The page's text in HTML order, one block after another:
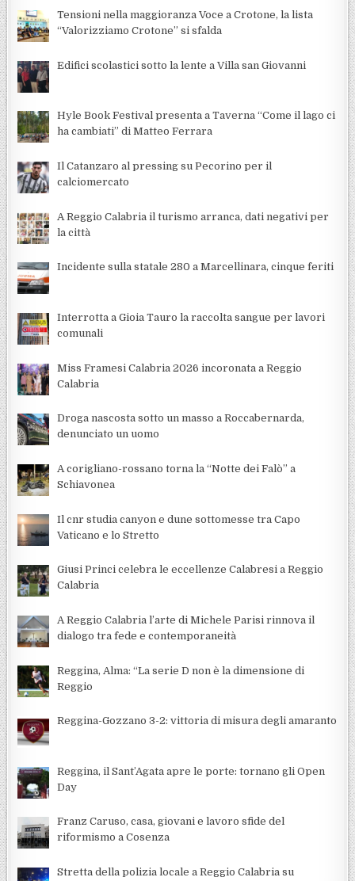
Tensioni nella maggioranza Voce a Crotone, la lista
“Valorizziamo Crotone” si sfalda
Edifici scolastici sotto la lente a Villa san Giovanni
Hyle Book Festival presenta a Taverna “Come il lago ci
ha cambiati” di Matteo Ferrara
Il Catanzaro al pressing su Pecorino per il
calciomercato
A Reggio Calabria il turismo arranca, dati negativi per
la città
Incidente sulla statale 280 a Marcellinara, cinque feriti
Interrotta a Gioia Tauro la raccolta sangue per lavori
comunali
Miss Framesi Calabria 2026 incoronata a Reggio
Calabria
Droga nascosta sotto un masso a Roccabernarda,
denunciato un uomo
A corigliano-rossano torna la “Notte dei Falò” a
Schiavonea
Il cnr studia canyon e dune sottomesse tra Capo
Vaticano e lo Stretto
Giusi Princi celebra le eccellenze Calabresi a Reggio
Calabria
A Reggio Calabria l’arte di Michele Parisi rinnova il
dialogo tra fede e contemporaneità
Reggina, Alma: “La serie D non è la dimensione di
Reggio
Reggina-Gozzano 3-2: vittoria di misura degli amaranto
Reggina, il Sant’Agata apre le porte: tornano gli Open
Day
Franz Caruso, casa, giovani e lavoro sfide del
riformismo a Cosenza
Stretta della polizia locale a Reggio Calabria su